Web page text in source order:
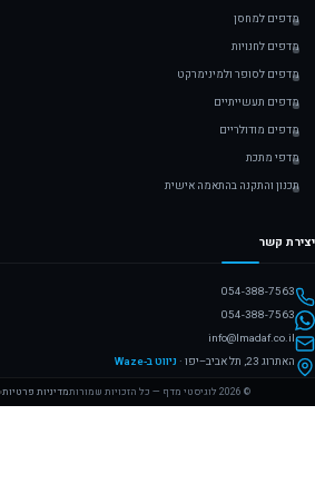
מדפים למחסן
מדפים לחנויות
מדפים לסופר ולמינימרקט
מדפים תעשייתיים
מדפים מודולריים
מדפי מתכת
תכנון והתקנה בהתאמה אישית
יצירת קשר
054-388-7563
054-388-7563
info@lmadaf.co.il
האתרוג 23, תל אביב–יפו ·
ניווט ב-Waze
©
2026 לוגיסטי מדף — כל הזכויות שמורותמדיניות פרטיות